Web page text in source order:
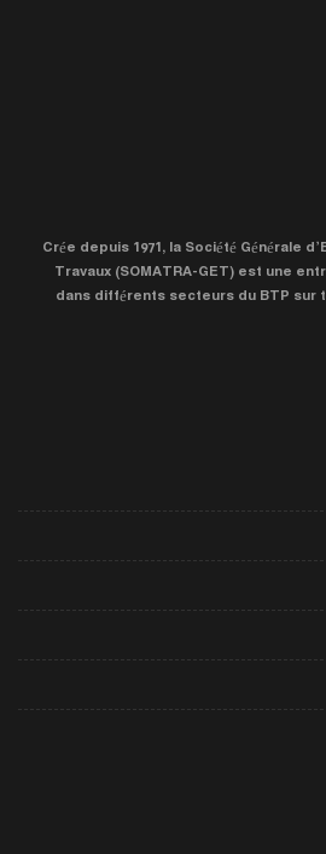
Crée depuis 1971, la Société Générale
Travaux (SOMATRA-GET) est une
dans différents secteurs du BTP sur